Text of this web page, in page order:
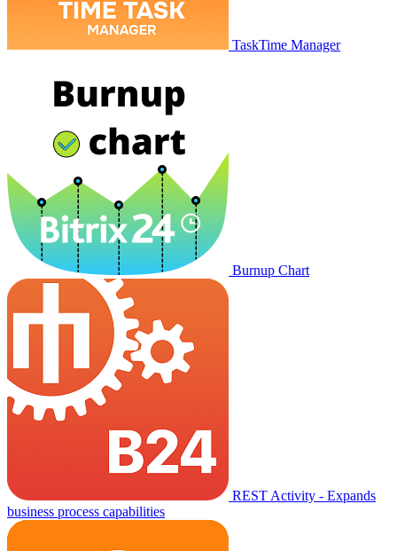
TaskTime Manager
Burnup Chart
REST Activity - Expands
business process capabilities